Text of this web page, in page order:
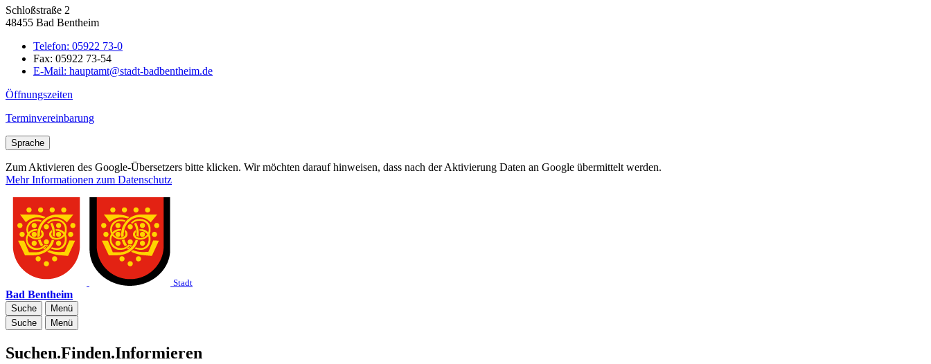
Schloßstraße 2
48455 Bad Bentheim
Telefon: 05922 73-0
Fax: 05922 73-54
E-Mail: hauptamt@stadt-badbentheim.de
Öffnungszeiten
Terminvereinbarung
Sprache
Zum Aktivieren des Google-Übersetzers bitte klicken. Wir möchten darauf hinweisen, dass nach der Aktivierung Daten an Google übermittelt werden.
Mehr Informationen zum Datenschutz
Stadt
Bad Bentheim
Suche
Menü
Suche
Menü
Suchen.Finden.Informieren